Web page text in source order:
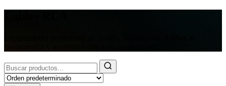
Buscar
productos